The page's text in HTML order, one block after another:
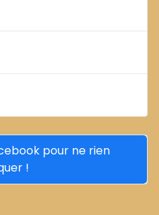
pour ne rien
!